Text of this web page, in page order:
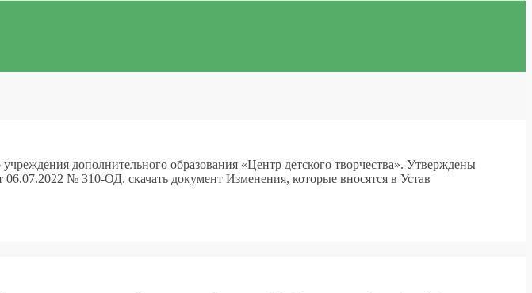
дополнительного образования «Центр детского творчества». Утверждены
№ 310-ОД. скачать документ Изменения, которые вносятся в Устав